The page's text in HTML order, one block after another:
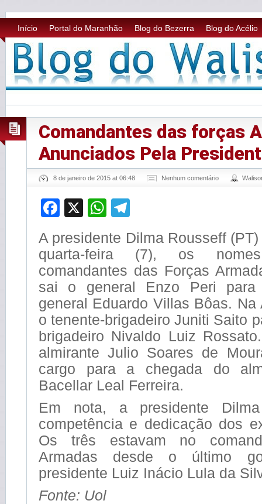
Início Portal do Maranhão Blog do Bezerra Blog do Acélio
Comandantes das forças
Anunciados Pela
8 de janeiro de 2015 at 06:48 Nenhum comentário
Facebook
X WhatsApp
A presidente Dilma Rousseff
quarta-feira (7), os
comandantes das Forças
sai o general Enzo Peri
general Eduardo Villas Bôas. Na
o tenente-brigadeiro Juniti Saito
brigadeiro Nivaldo Luiz
almirante Julio Soares de
cargo para a chegada do
Bacellar Leal Ferreira.
Em nota, a presidente
competência e dedicação dos
Os três estavam no
Armadas desde o último
presidente Luiz Inácio Lula da
Fonte: Uol